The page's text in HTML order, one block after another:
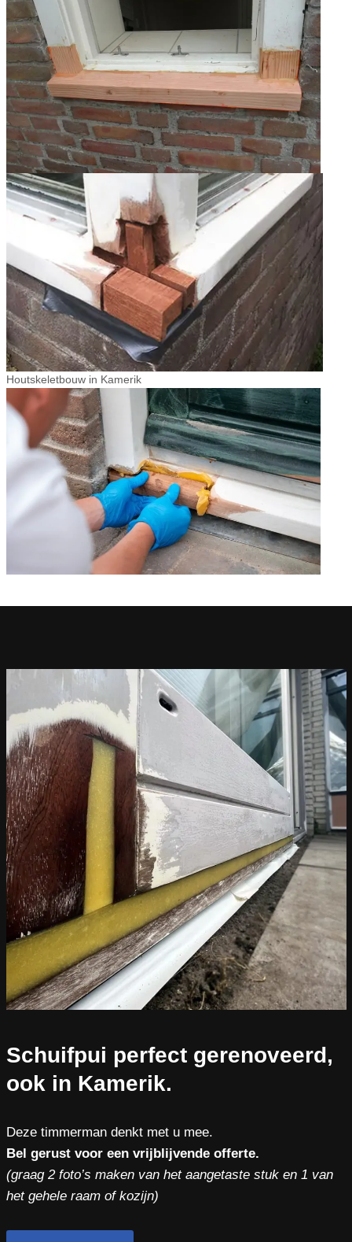
Houtskeletbouw in Kamerik
Schuifpui perfect gerenoveerd,
ook in Kamerik.
Deze timmerman denkt met u mee.
Bel gerust voor een vrijblijvende offerte.
(graag 2 foto’s maken van het aangetaste stuk en 1 van
het gehele raam of kozijn)